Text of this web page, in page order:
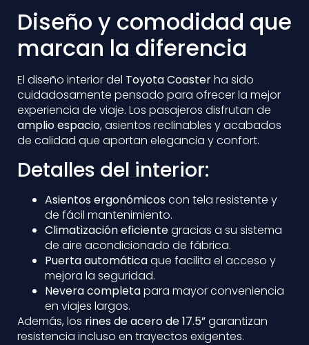
Diseño y comodidad que
marcan la diferencia
El diseño interior del Toyota Coasterha sido
cuidadosamente pensado para ofrecer la mejor
experiencia de viaje. Los pasajeros disfrutan de
amplio espacio, asientos reclinables y acabados
de calidad que aportan elegancia y confort.
Detalles del interior:
Asientos ergonómicoscon tela resistente y
de fácil mantenimiento.
Climatización eficientegracias a su sistema
de aire acondicionado de fábrica.
Puerta automáticaque facilita el acceso y
mejora la seguridad.
Nevera completapara mayor conveniencia
en viajes largos.
Además, los rines de acero de 17.5”garantizan
resistencia incluso en trayectos exigentes.